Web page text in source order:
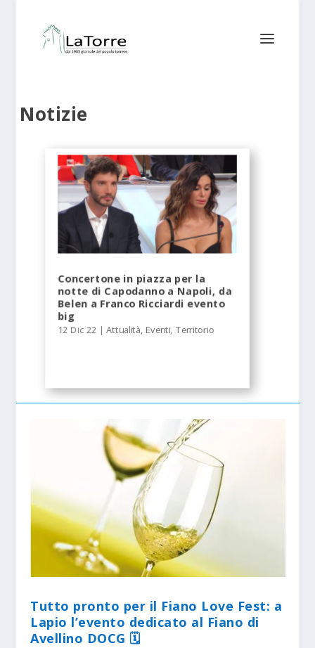
Notizie
Concertone in piazza per la
notte di Capodanno a Napoli, da
Belen a Franco Ricciardi evento
big
12 Dic 22 |Attualità, Eventi, Territorio
Tutto pronto per il Fiano Love Fest: a
Lapio l’evento dedicato al Fiano di
Avellino DOCG 🗓